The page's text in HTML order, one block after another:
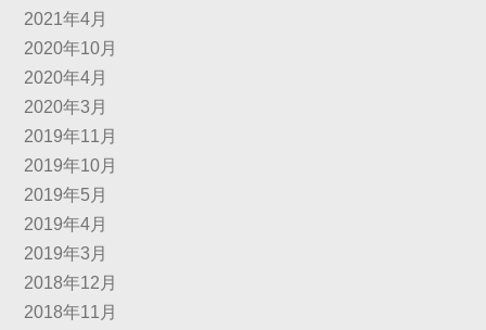
2021年4月
2020年10月
2020年4月
2020年3月
2019年11月
2019年10月
2019年5月
2019年4月
2019年3月
2018年12月
2018年11月